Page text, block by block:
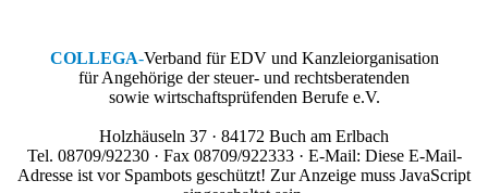
COLLEGA-Verband für EDV und Kanzleiorganisation
für Angehörige der steuer- und rechtsberatenden
sowie wirtschaftsprüfenden Berufe e.V.
Holzhäuseln 37 · 84172 Buch am Erlbach
Tel. 08709/92230 · Fax 08709/922333 · E-Mail: Diese E-Mail-
Adresse ist vor Spambots geschützt! Zur Anzeige muss JavaScript